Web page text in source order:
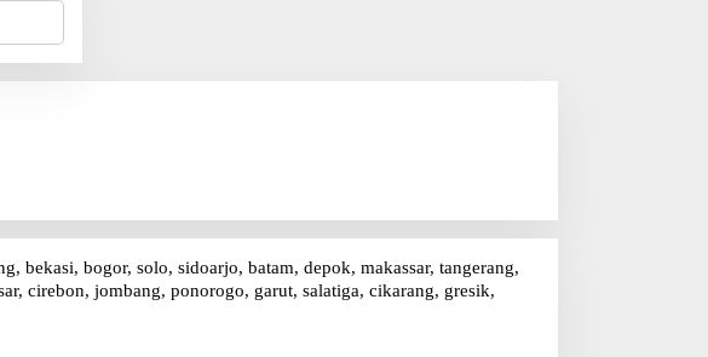
bekasi, bogor, solo, sidoarjo, batam, depok, makassar, tangerang,
cirebon, jombang, ponorogo, garut, salatiga, cikarang, gresik,